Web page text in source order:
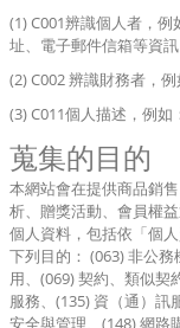
(1) C001辨識個人者，
址、電子郵件信箱等資訊
(2) C002 辨識財務者，
(3) C011個人描述，例如
蒐集的目的
本網站會在提供商品銷
析、贈獎活動、會員權
個人資料，包括依「個
下列目的： (063) 非公
用、(069) 契約、類似契
服務、(135) 資（通）訊
安全與管理、(148) 網路